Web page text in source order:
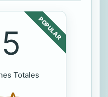
POPULAR
Totales